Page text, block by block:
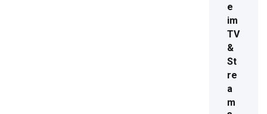
e
im
TV
&
St
re
a
m